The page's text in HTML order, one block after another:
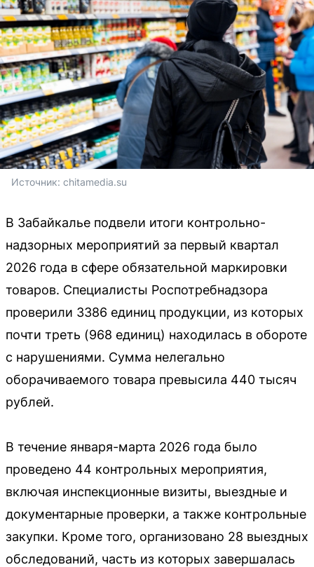
Источник: chitamedia.su
В Забайкалье подвели итоги контрольно-
надзорных мероприятий за первый квартал
2026 года в сфере обязательной маркировки
товаров. Специалисты Роспотребнадзора
проверили 3386 единиц продукции, из которых
почти треть (968 единиц) находилась в обороте
с нарушениями. Сумма нелегально
оборачиваемого товара превысила 440 тысяч
рублей.
В течение января-марта 2026 года было
проведено 44 контрольных мероприятия,
включая инспекционные визиты, выездные и
документарные проверки, а также контрольные
закупки. Кроме того, организовано 28 выездных
обследований, часть из которых завершалась